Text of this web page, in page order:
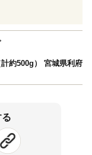
約500g） 宮城県利府